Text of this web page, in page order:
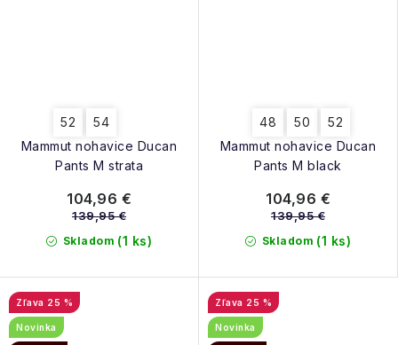
Mammut nohavice Ducan
Pants M strata
52 54
Skladom (1 ks)
104,96 €
139,95 €
Mammut nohavice Ducan
Pants M black
48 50 52
Skladom (1 ks)
104,96 €
139,95 €
25 %
Novinka
25 %
Novinka